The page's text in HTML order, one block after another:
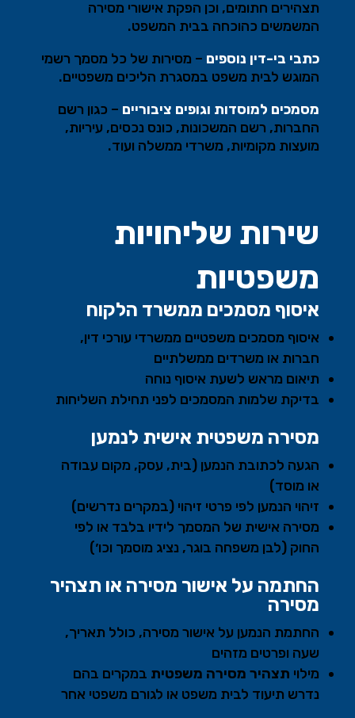
תצהירים חתומים, וכן הפקת אישורי מסירה
המשמשים כהוכחה בבית המשפט.
כתבי בי-דין נוספים – מסירות של כל מסמך רשמי
המוגש לבית משפט במסגרת הליכים משפטיים.
מסמכים למוסדות וגופים ציבוריים – כגון רשם
החברות, רשם המשכונות, כונס נכסים, עיריות,
מועצות מקומיות, משרדי ממשלה ועוד.
שירות שליחויות
משפטיות
איסוף מסמכים ממשרד הלקוח
איסוף מסמכים משפטיים ממשרדי עורכי דין,
חברות או משרדים ממשלתיים
תיאום מראש לשעת איסוף נוחה
בדיקת שלמות המסמכים לפני תחילת השליחות
מסירה משפטית אישית לנמען
הגעה לכתובת הנמען (בית, עסק, מקום עבודה
או מוסד)
זיהוי הנמען לפי פרטי זיהוי (במקרים נדרשים)
מסירה אישית של המסמך לידיו בלבד או לפי
החוק (לבן משפחה בוגר, נציג מוסמך וכו׳)
החתמה על אישור מסירה או תצהיר
מסירה
החתמת הנמען על אישור מסירה, כולל תאריך,
שעה ופרטים מזהים
מילוי תצהיר מסירה משפטית במקרים בהם
נדרש תיעוד לבית משפט או לגורם משפטי אחר